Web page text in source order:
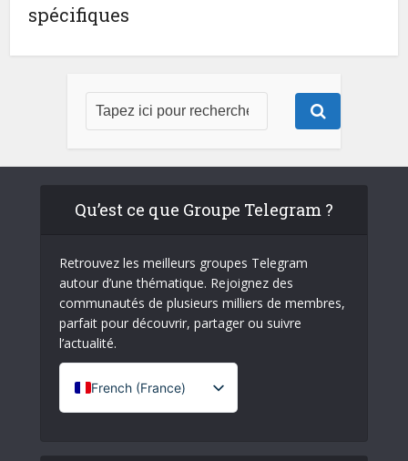
spécifiques
Qu’est ce que Groupe Telegram ?
Retrouvez les meilleurs groupes Telegram
autour d’une thématique. Rejoignez des
communautés de plusieurs milliers de membres,
parfait pour découvrir, partager ou suivre
l’actualité.
French (France)
English